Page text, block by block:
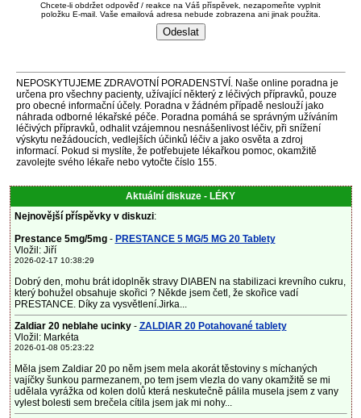
Chcete-li obdržet odpověď / reakce na Váš příspěvek, nezapomeňte vyplnit
položku E-mail. Vaše emailová adresa nebude zobrazena ani jinak použita.
NEPOSKYTUJEME ZDRAVOTNÍ PORADENSTVÍ. Naše online poradna je
určena pro všechny pacienty, užívající některý z léčivých přípravků, pouze
pro obecné informační účely. Poradna v žádném případě neslouží jako
náhrada odborné lékařské péče. Poradna pomáhá se správným užíváním
léčivých přípravků, odhalit vzájemnou nesnášenlivost léčiv, při snížení
výskytu nežádoucích, vedlejších účinků léčiv a jako osvěta a zdroj
informací. Pokud si myslíte, že potřebujete lékařkou pomoc, okamžitě
zavolejte svého lékaře nebo vytočte číslo 155.
Aktuální diskuze - LÉKY
Nejnovější příspěvky v diskuzi:
Prestance 5mg/5mg- PRESTANCE 5 MG/5 MG 20 Tablety
Vložil: Jiří
2026-02-17 10:38:29
Dobrý den, mohu brát idoplněk stravy DIABEN na stabilizaci krevního cukru,
který bohužel obsahuje skořici ? Někde jsem četl, že skořice vadí
PRESTANCE. Díky za vysvětlení.Jirka...
Zaldiar 20 neblahe ucinky- ZALDIAR 20 Potahované tablety
Vložil: Markéta
2026-01-08 05:23:22
Měla jsem Zaldiar 20 po něm jsem mela akorát těstoviny s míchaných
vajíčky šunkou parmezanem, po tem jsem vlezla do vany okamžitě se mi
udělala vyrážka od kolen dolů která neskutečně pálila musela jsem z vany
vylest bolesti sem brečela cítila jsem jak mi nohy...